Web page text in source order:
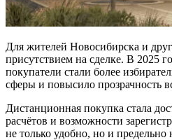
Для жителей Новосибирска и
присутствием на сделке. В 2025
покупатели стали более
сферы и повысило прозрачность
Дистанционная покупка стала
расчётов и возможности
не только удобно, но и